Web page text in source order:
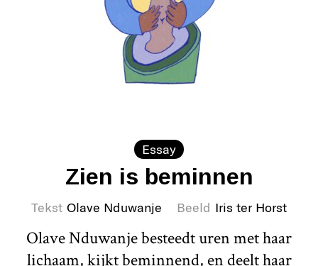
Essay
Zien is beminnen
Tekst Olave Nduwanje Beeld Iris ter Horst
Olave Nduwanje besteedt uren met haar
lichaam, kijkt beminnend, en deelt haar